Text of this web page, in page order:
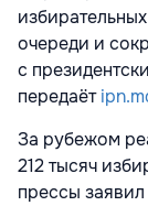
очереди и
с
передаёт
За рубежом
212 тысяч
прессы